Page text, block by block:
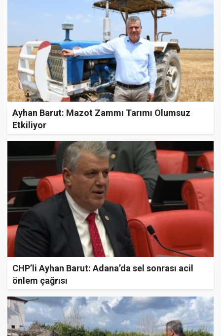
Ayhan Barut: Mazot Zammı Tarımı Olumsuz
Etkiliyor
CHP’li Ayhan Barut: Adana’da sel sonrası acil
önlem çağrısı